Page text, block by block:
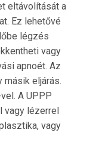
eltávolítását a
Ez lehetővé
légzés
vagy
apnoét. Az
eljárás.
A UPPP
lézerrel
vagy